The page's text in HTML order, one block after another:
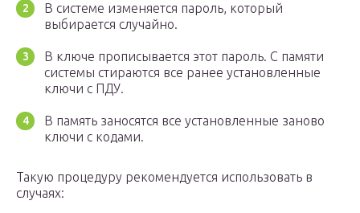
В системе изменяется пароль, который
выбирается случайно.
В ключе прописывается этот пароль. С памяти
системы стираются все ранее установленные
ключи с ПДУ.
В память заносятся все установленные заново
ключи с кодами.
Такую процедуру рекомендуется использовать в
случаях: